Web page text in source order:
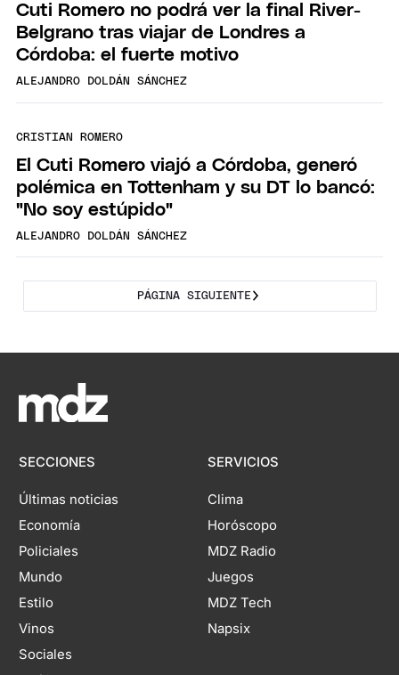
Cuti Romero no podrá ver la final River-
Belgrano tras viajar de Londres a
Córdoba: el fuerte motivo
ALEJANDRO DOLDÁN SÁNCHEZ
CRISTIAN ROMERO
El Cuti Romero viajó a Córdoba, generó
polémica en Tottenham y su DT lo bancó:
"No soy estúpido"
ALEJANDRO DOLDÁN SÁNCHEZ
PÁGINA SIGUIENTE
SECCIONES
Últimas noticias
Economía
Policiales
Mundo
Estilo
Vinos
Sociales
SERVICIOS
Clima
Horóscopo
MDZ Radio
Juegos
MDZ Tech
Napsix